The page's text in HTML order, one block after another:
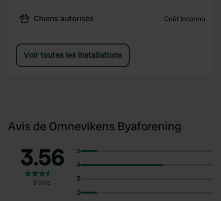
Chiens autorisés Coût inconnu
Voir toutes les installations
Avis de Omnevikens Byaforening
3.56
8 avis
5
4
3
2